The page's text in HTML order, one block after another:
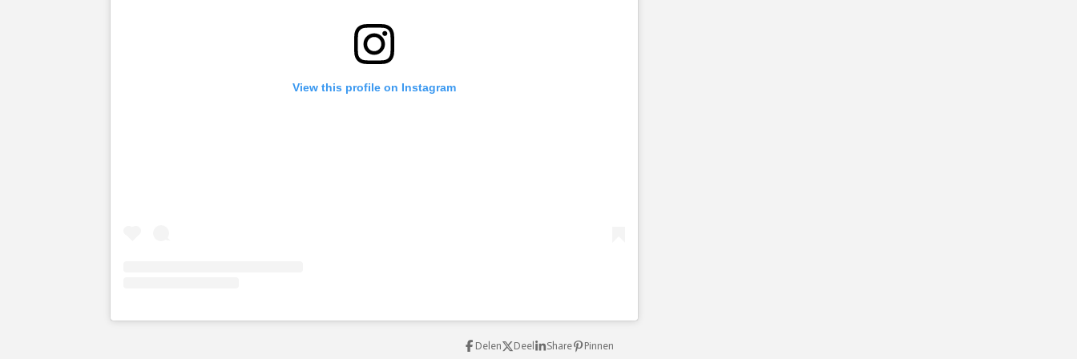
View this profile on Instagram
Delen Deel Share Pinnen